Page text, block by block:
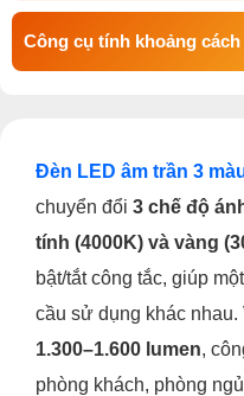
Công cụ tính khoảng
Đèn LED âm trần 3
chuyển đổi 3 chế độ
tính (4000K) và vàng
bật/tắt công tắc, giúp
cầu sử dụng khác
1.300–1.600 lumen,
phòng khách, phòng